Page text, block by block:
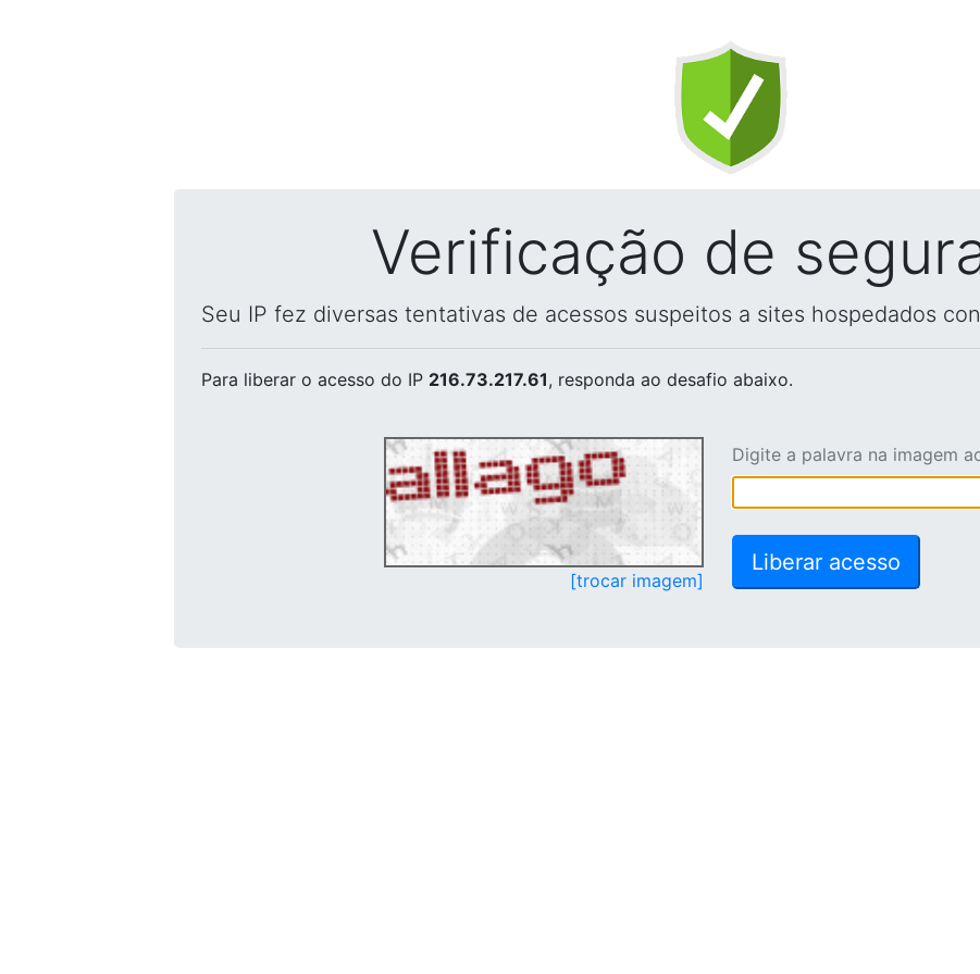
Verificação de
Seu IP fez diversas tentativas de acessos suspeitos a sites hospedados
Para liberar o acesso do IP 216.73.217.61, responda ao desafio abaixo.
[trocar imagem]
Digite a palavra na imagem